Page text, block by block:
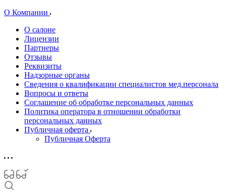
О Компании
О салоне
Лицензии
Партнеры
Отзывы
Реквизиты
Надзорные органы
Сведения о квалификации специалистов мед.персонала
Вопросы и ответы
Соглашение об обработке персональных данных
Политика оператора в отношении обработки
персональных данных
Публичная оферта
Публичная Оферта